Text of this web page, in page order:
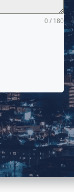
0 / 180